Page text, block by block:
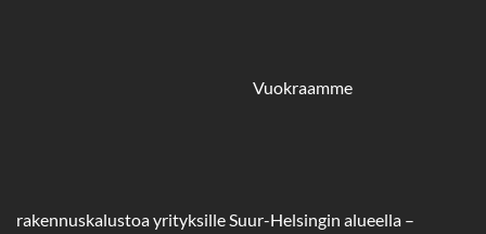
Vuokraamme
rakennuskalustoa yrityksille Suur-Helsingin alueella –